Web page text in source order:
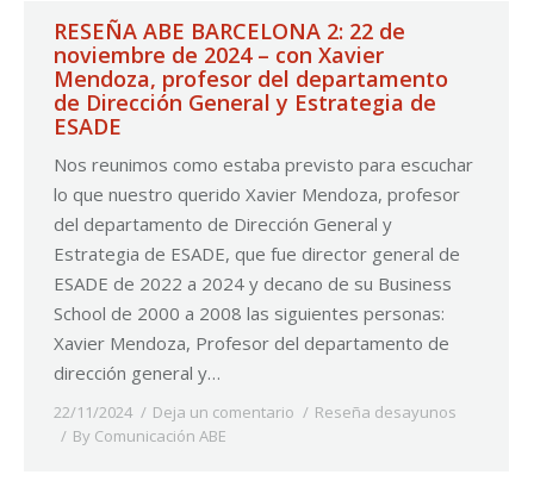
RESEÑA ABE BARCELONA 2: 22 de
noviembre de 2024 – con Xavier
Mendoza, profesor del departamento
de Dirección General y Estrategia de
ESADE
Nos reunimos como estaba previsto para escuchar
lo que nuestro querido Xavier Mendoza, profesor
del departamento de Dirección General y
Estrategia de ESADE, que fue director general de
ESADE de 2022 a 2024 y decano de su Business
School de 2000 a 2008 las siguientes personas:
Xavier Mendoza, Profesor del departamento de
dirección general y…
22/11/2024 Deja un comentario
Reseña desayunos
By Comunicación ABE